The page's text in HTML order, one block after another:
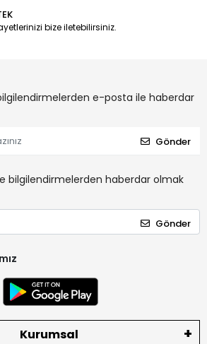
bize iletebilirsiniz.
e-posta ile haberdar
Gönder
bilgilendirmelerden haberdar olmak
Gönder
Kurumsal